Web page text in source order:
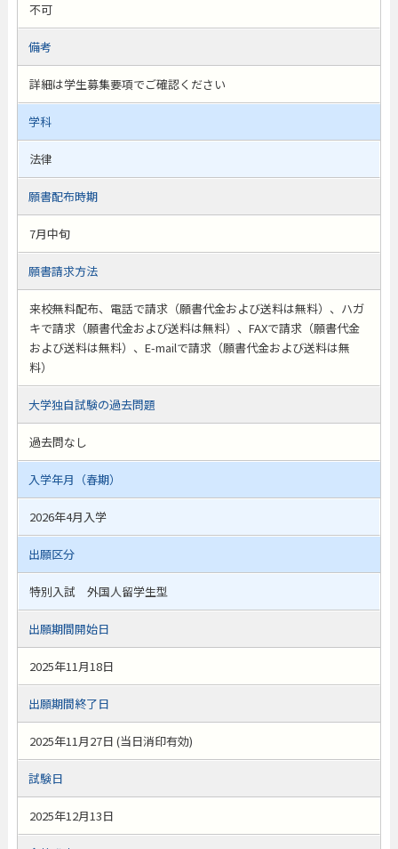
不可
備考
詳細は学生募集要項でご確認ください
学科
法律
願書配布時期
7月中旬
願書請求方法
来校無料配布、電話で請求（願書代金および送料は無料）、ハガ
キで請求（願書代金および送料は無料）、FAXで請求（願書代金
および送料は無料）、E-mailで請求（願書代金および送料は無
料）
大学独自試験の過去問題
過去問なし
入学年月（春期）
2026年4月入学
出願区分
特別入試 外国人留学生型
出願期間開始日
2025年11月18日
出願期間終了日
2025年11月27日 (当日消印有効)
試験日
2025年12月13日